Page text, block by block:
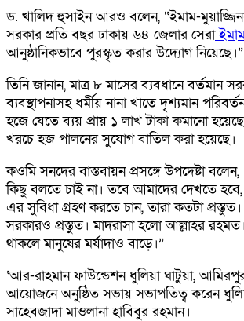
ড. খালিদ হুসাইন আরও বলেন, “ইমাম-
সরকার প্রতি বছর ঢাকায় ৬৪ জেলার সেরা
আনুষ্ঠানিকভাবে পুরস্কৃত করার উদ্যোগ নিয়েছে।”
তিনি জানান, মাত্র ৮ মাসের ব্যবধানে বর্তমান
ব্যবস্থাপনাসহ ধর্মীয় নানা খাতে দৃশ্যমান
হজে যেতে ব্যয় প্রায় ১ লাখ টাকা কমানো
খরচে হজ পালনের সুযোগ বাতিল করা হয়েছে।
কওমি সনদের বাস্তবায়ন প্রসঙ্গে উপদেষ্টা
কিছু বলতে চাই না। তবে আমাদের দেখতে
এর সুবিধা গ্রহণ করতে চান, তারা কতটা প্রস্তুত।
সরকারও প্রস্তুত। মাদরাসা হলো আল্লাহর
থাকলে মানুষের মর্যাদাও বাড়ে।”
‘আর-রাহমান ফাউন্ডেশন ধুলিয়া ঘাটুয়া,
আয়োজনে অনুষ্ঠিত সভায় সভাপতিত্ব করেন
সাহেবজাদা মাওলানা হাবিবুর রহমান।